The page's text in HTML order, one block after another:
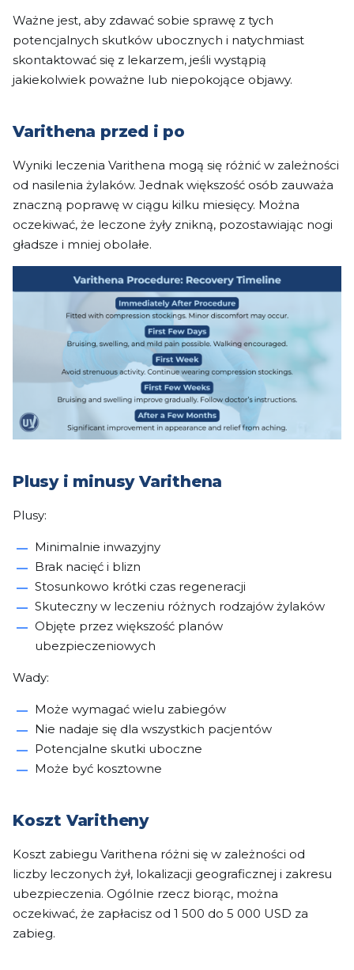
Ważne jest, aby zdawać sobie sprawę z tych
potencjalnych skutków ubocznych i natychmiast
skontaktować się z lekarzem, jeśli wystąpią
jakiekolwiek poważne lub niepokojące objawy.
Varithena przed i po
Wyniki leczenia Varithena mogą się różnić w zależności
od nasilenia żylaków. Jednak większość osób zauważa
znaczną poprawę w ciągu kilku miesięcy. Można
oczekiwać, że leczone żyły znikną, pozostawiając nogi
gładsze i mniej obolałe.
Plusy i minusy Varithena
Plusy:
Minimalnie inwazyjny
Brak nacięć i blizn
Stosunkowo krótki czas regeneracji
Skuteczny w leczeniu różnych rodzajów żylaków
Objęte przez większość planów
ubezpieczeniowych
Wady:
Może wymagać wielu zabiegów
Nie nadaje się dla wszystkich pacjentów
Potencjalne skutki uboczne
Może być kosztowne
Koszt Varitheny
Koszt zabiegu Varithena różni się w zależności od
liczby leczonych żył, lokalizacji geograficznej i zakresu
ubezpieczenia. Ogólnie rzecz biorąc, można
oczekiwać, że zapłacisz od 1 500 do 5 000 USD za
zabieg.